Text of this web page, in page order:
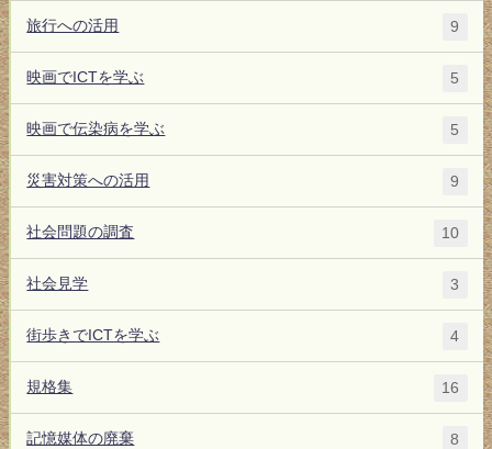
旅行への活用 9
映画でICTを学ぶ 5
映画で伝染病を学ぶ 5
災害対策への活用 9
社会問題の調査 10
社会見学 3
街歩きでICTを学ぶ 4
規格集 16
記憶媒体の廃棄 8